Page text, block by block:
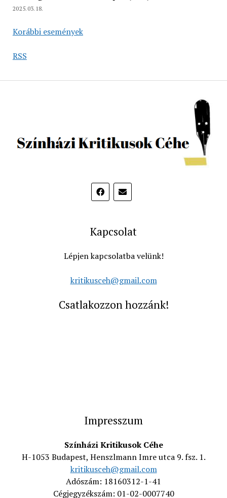
2025.03.18.
Korábbi események
RSS
Kapcsolat
Lépjen kapcsolatba velünk!
kritikusceh@gmail.com
Csatlakozzon hozzánk!
Impresszum
Színházi Kritikusok Céhe
H-1053 Budapest, Henszlmann Imre utca 9. fsz. 1.
kritikusceh@gmail.com
Adószám: 18160312-1-41
Cégjegyzékszám: 01-02-0007740